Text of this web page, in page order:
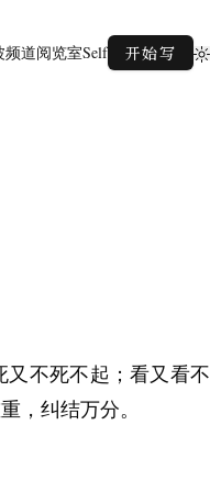
频道阅览室Self 开始写
不死不起；看又看不
，纠结万分。